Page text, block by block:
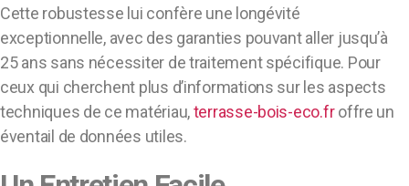
Cette robustesse lui confère une longévité
exceptionnelle, avec des garanties pouvant aller jusqu’à
25 ans sans nécessiter de traitement spécifique. Pour
ceux qui cherchent plus d’informations sur les aspects
techniques de ce matériau,terrasse-bois-eco.froffre un
éventail de données utiles.